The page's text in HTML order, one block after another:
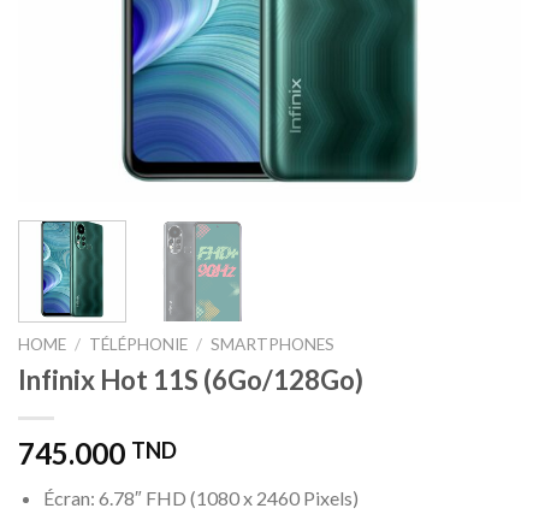
HOME / TÉLÉPHONIE / SMARTPHONES
Infinix Hot 11S (6Go/128Go)
745.000 TND
Écran: 6.78″ FHD (1080 x 2460 Pixels)